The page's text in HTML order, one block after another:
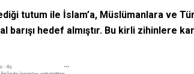
tutum ile İslam’a, Müslümanlara ve
barışı hedef almıştır. Bu kirli zihinlere